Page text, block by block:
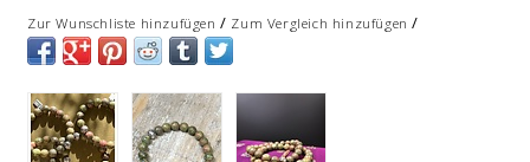
Zur Wunschliste hinzufügen / Zum Vergleich hinzufügen /